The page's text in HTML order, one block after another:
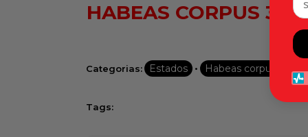
HABEAS CORPUS
Categorias: Estados • Habeas corpus
Tags: